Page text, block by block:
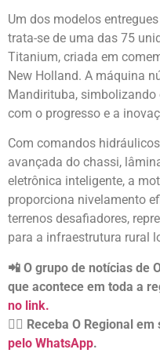
Um dos modelos
trata-se de uma das 75
Titanium, criada em
New Holland. A máquina
Mandirituba,
com o progresso e a
Com comandos
avançada do chassi,
eletrônica inteligente, a
proporciona nivelamento
terrenos desafiadores,
para a infraestrutura rural
📲 O grupo de notícias de
que acontece em toda a
no link.
👉🏻 Receba O Regional
pelo WhatsApp.